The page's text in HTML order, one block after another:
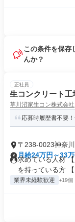
この条件を保存
んか？
正社員
生コンクリート
草川沼家生コン株式会社
応募時履歴書不要
〒238-0023神奈
月給24万円～33
求めている人材
を持っている方 【
業界未経験歓迎 +19個